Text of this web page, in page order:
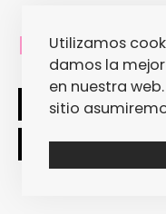
[Raül De Tena]
SHARE
Utilizamos
damos la
en nuestra
sitio